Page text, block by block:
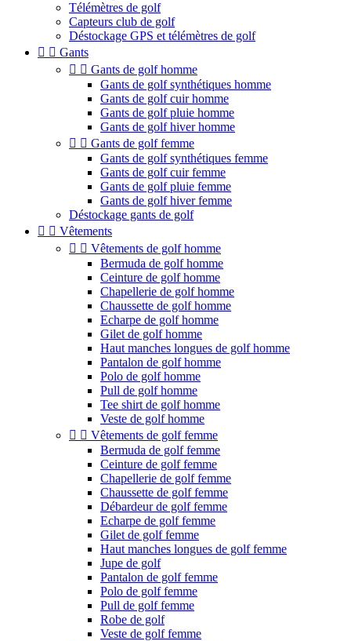
Télémètres de golf
Capteurs club de golf
Déstockage GPS et télémètres de golf
  Gants
  Gants de golf homme
Gants de golf synthétiques homme
Gants de golf cuir homme
Gants de golf pluie homme
Gants de golf hiver homme
  Gants de golf femme
Gants de golf synthétiques femme
Gants de golf cuir femme
Gants de golf pluie femme
Gants de golf hiver femme
Déstockage gants de golf
  Vêtements
  Vêtements de golf homme
Bermuda de golf homme
Ceinture de golf homme
Chapellerie de golf homme
Chaussette de golf homme
Echarpe de golf homme
Gilet de golf homme
Haut manches longues de golf homme
Pantalon de golf homme
Polo de golf homme
Pull de golf homme
Tee shirt de golf homme
Veste de golf homme
  Vêtements de golf femme
Bermuda de golf femme
Ceinture de golf femme
Chapellerie de golf femme
Chaussette de golf femme
Débardeur de golf femme
Echarpe de golf femme
Gilet de golf femme
Haut manches longues de golf femme
Jupe de golf
Pantalon de golf femme
Polo de golf femme
Pull de golf femme
Robe de golf
Veste de golf femme